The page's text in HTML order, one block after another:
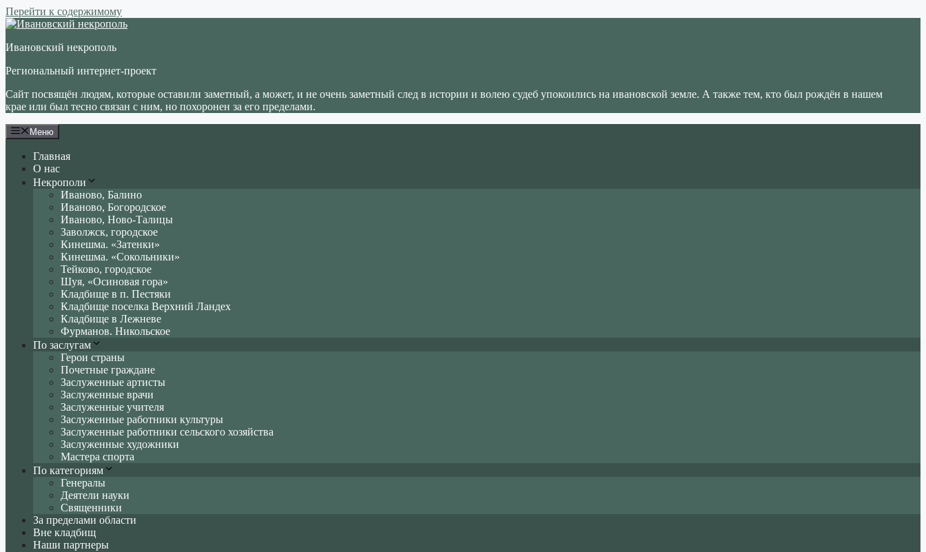
Перейти к содержимому
Ивановский некрополь
Региональный интернет-проект
Сайт посвящён людям, которые оставили заметный, а может, и не очень заметный след в истории и волею судеб упокоились на ивановской земле. А также тем, кто был рождён в нашем
крае или был тесно связан с ним, но похоронен за его пределами.
Меню
Главная
О нас
Некрополи
Иваново, Балино
Иваново, Богородское
Иваново, Ново-Талицы
Заволжск, городское
Кинешма. «Затенки»
Кинешма. «Сокольники»
Тейково, городское
Шуя, «Осиновая гора»
Кладбище в п. Пестяки
Кладбище поселка Верхний Ландех
Кладбище в Лежневе
Фурманов. Никольское
По заслугам
Герои страны
Почетные граждане
Заслуженные артисты
Заслуженные врачи
Заслуженные учителя
Заслуженные работники культуры
Заслуженные работники сельского хозяйства
Заслуженные художники
Мастера спорта
По категориям
Генералы
Деятели науки
Священники
За пределами области
Вне кладбищ
Наши партнеры